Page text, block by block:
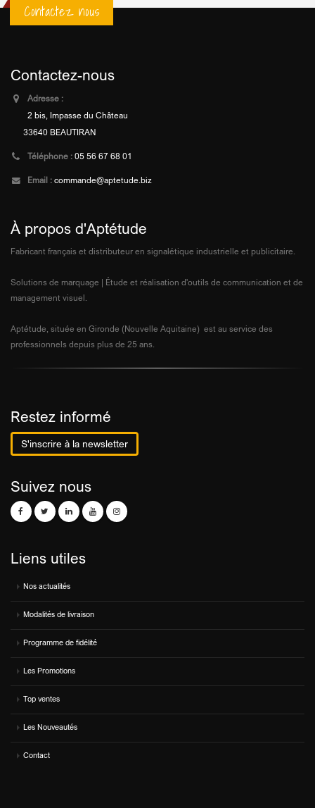
Contactez nous
Contactez-nous
Adresse :
2 bis, Impasse du Château
33640 BEAUTIRAN
Téléphone : 05 56 67 68 01
Email : commande@aptetude.biz
À propos d'Aptétude
Fabricant français et distributeur en signalétique industrielle et publicitaire.
Solutions de marquage | Étude et réalisation d'outils de communication et de
management visuel.
Aptétude, située en Gironde (Nouvelle Aquitaine) est au service des
professionnels depuis plus de 25 ans.
Restez informé
S'inscrire à la newsletter
Suivez nous
Liens utiles
Nos actualités
Modalités de livraison
Programme de fidélité
Les Promotions
Top ventes
Les Nouveautés
Contact